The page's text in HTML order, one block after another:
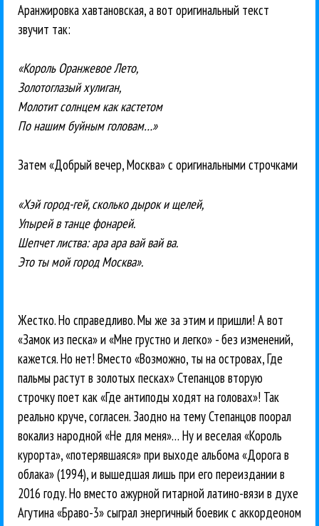
Аранжировка хавтановская, а вот оригинальный текст
звучит так:
«Король Оранжевое Лето,
Золотоглазый хулиган,
Молотит солнцем как кастетом
По нашим буйным головам…»
Затем «Добрый вечер, Москва» с оригинальными строчками
«Хэй город-гей, сколько дырок и щелей,
Упырей в танце фонарей.
Шепчет листва: ара ара вай вай ва.
Это ты мой город Москва».
Жестко. Но справедливо. Мы же за этим и пришли! А вот
«Замок из песка» и «Мне грустно и легко» - без изменений,
кажется. Но нет! Вместо «Возможно, ты на островах, Где
пальмы растут в золотых песках» Степанцов вторую
строчку поет как «Где антиподы ходят на головах»! Так
реально круче, согласен. Заодно на тему Степанцов поорал
вокализ народной «Не для меня»… Ну и веселая «Король
курорта», «потерявшаяся» при выходе альбома «Дорога в
облака» (1994), и вышедшая лишь при его переиздании в
2016 году. Но вместо ажурной гитарной латино-вязи в духе
Агутина «Браво-3» сыграл энергичный боевик с аккордеоном